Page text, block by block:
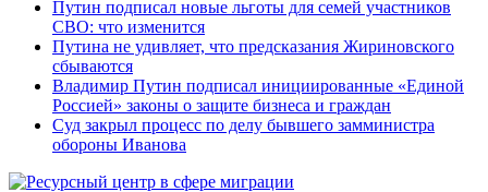
Путин подписал новые льготы для семей участников
СВО: что изменится
Путина не удивляет, что предсказания Жириновского
сбываются
Владимир Путин подписал инициированные «Единой
Россией» законы о защите бизнеса и граждан
Cуд закрыл процесс по делу бывшего замминистра
обороны Иванова